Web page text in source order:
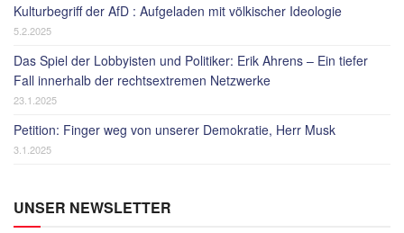
Kulturbegriff der AfD : Aufgeladen mit völkischer Ideologie
5.2.2025
Das Spiel der Lobbyisten und Politiker: Erik Ahrens – Ein tiefer
Fall innerhalb der rechtsextremen Netzwerke
23.1.2025
Petition: Finger weg von unserer Demokratie, Herr Musk
3.1.2025
UNSER NEWSLETTER